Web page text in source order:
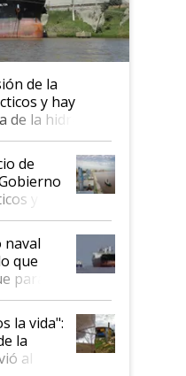
de la
y hay
la hidrovía
de
y
naval
que
parado
la vida":
la
al